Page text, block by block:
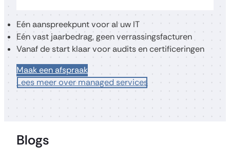
Eén aanspreekpunt voor al uw IT
Eén vast jaarbedrag, geen verrassingsfacturen
Vanaf de start klaar voor audits en certificeringen
Maak een afspraak
Lees meer over managed services
Blogs